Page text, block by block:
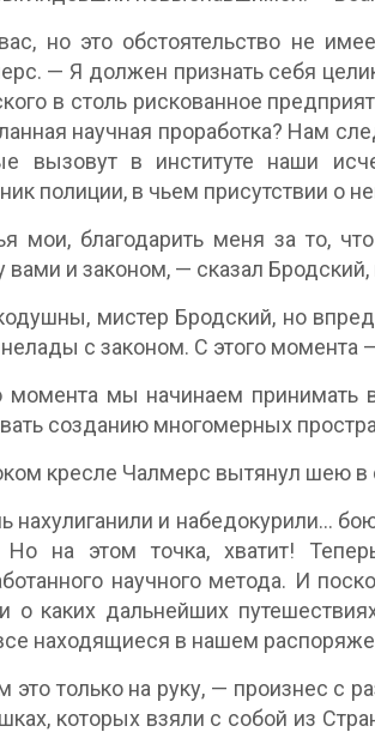
но это обстоятельство не
— Я должен признать себя
в столь рискованное
научная проработка? Нам
вызовут в институте наши
полиции, в чьем присутствии о
мои, благодарить меня за то,
и законом, — сказал
мистер Бродский, но
с законом. С этого момента
момента мы начинаем принимать
созданию многомерных
кресле Чалмерс вытянул шею в
и набедокурили…
Но на этом точка, хватит!
научного метода. И
о каких дальнейших
находящиеся в нашем
это только на руку, — произнес с
которых взяли с собой из